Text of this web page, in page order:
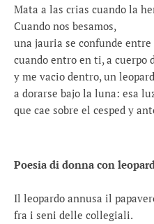
Mata a las crias cuando la
Cuando nos besamos,
una jauria se confunde
cuando entro en ti, a cuerpo
y me vacio dentro, un
a dorarse bajo la luna: esa
que cae sobre el cesped y
Poesia di donna con
Il leopardo annusa il
fra i seni delle collegiali.